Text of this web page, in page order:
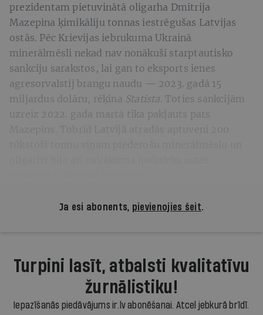
prezidentam pietuvinātā oligarha Dmitrija
Mazepina ķimikāliju tonnas iestrēgušas Latvijas
ostās. Pēc Krievijas iebrukuma Ukrainā
minerālmēsli nekad nav nonākuši starptautisko
sankciju sarakstos, lai gan to eksports ienes
agresorvalstij brangu naudu — 2023. gadā 15
miljardus dolāru, rēķina Statista. Toties sankcijām
uzreiz 2022. gada martā tika pakļauts pats
Ja esi abonents, pievienojies šeit.
Turpini lasīt, atbalsti kvalitatīvu
žurnālistiku!
Iepazīšanās piedāvājums ir.lv abonēšanai. Atcel jebkurā brīdī.